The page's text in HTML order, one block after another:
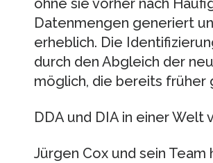
ohne sie vorher nach
Datenmengen generiert
erheblich. Die
durch den Abgleich der
möglich, die bereits früher
DDA und DIA in einer Welt
Jürgen Cox und sein